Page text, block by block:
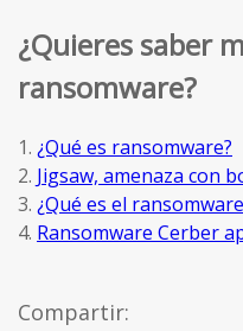
¿Quieres saber
ransomware?
1. ¿Qué es ransomware?
2. Jigsaw, amenaza con
3. ¿Qué es el
4. Ransomware Cerber
Compartir: